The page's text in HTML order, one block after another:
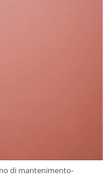
di mantenimento-